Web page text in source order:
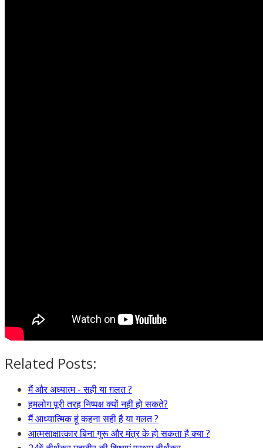
Related Posts:
मैं और अध्यात्म - सही या ग़लत ?
हमलोग पूरी तरह निष्पक्ष क्यों नहीं हो सकते?
मैं आध्यात्मिक हूं कहना सही है या गलत ?
आत्मसाक्षात्कार बिना गुरू और मंत्र के हो सकता है क्या ?